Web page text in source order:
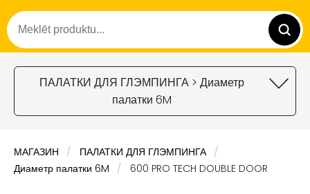
ПАЛАТКИ ДЛЯ ГЛЭМПИНГА > Диаметр
палатки 6M
МАГАЗИН
ПАЛАТКИ ДЛЯ ГЛЭМПИНГА
Диаметр палатки 6M
600 PRO TECH DOUBLE DOOR